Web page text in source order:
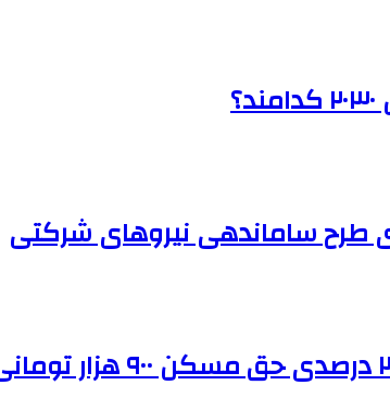
طرح ساماندهی نیروهای شرکتی